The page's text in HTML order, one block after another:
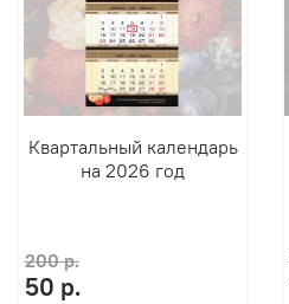
Квартальный календарь
на 2026 год
200 р.
50 р.